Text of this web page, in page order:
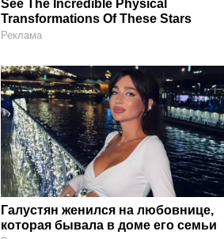
See The Incredible Physical
Transformations Of These Stars
Реклама
Галустян женился на любовнице,
которая бывала в доме его семьи